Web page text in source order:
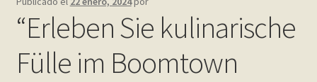
Carrito
Cart
“Erleben Sie kulinarische
Fülle im Boomtown